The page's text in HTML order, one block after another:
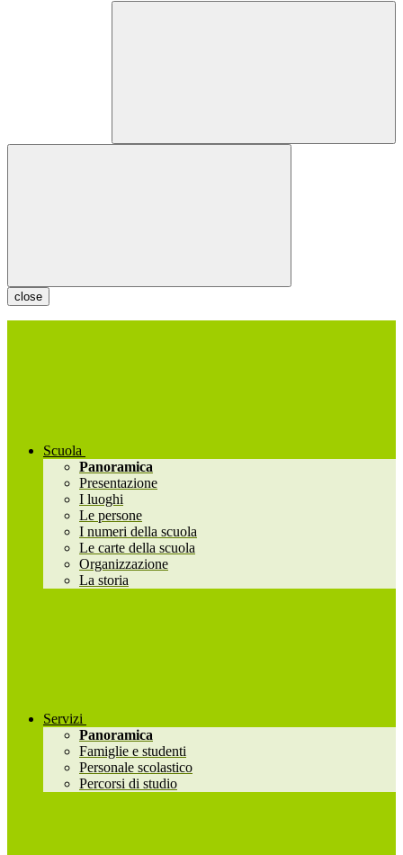
close
Scuola
Panoramica
Presentazione
I luoghi
Le persone
I numeri della scuola
Le carte della scuola
Organizzazione
La storia
Servizi
Panoramica
Famiglie e studenti
Personale scolastico
Percorsi di studio